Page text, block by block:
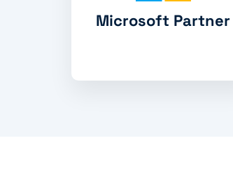
Microsoft Partner